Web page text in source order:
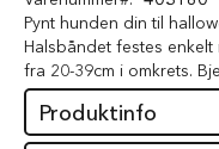
u
n
d
G
o
Pynt hunden din til
Halsbåndet festes
fra 20-39cm i omkrets.
Produktinfo